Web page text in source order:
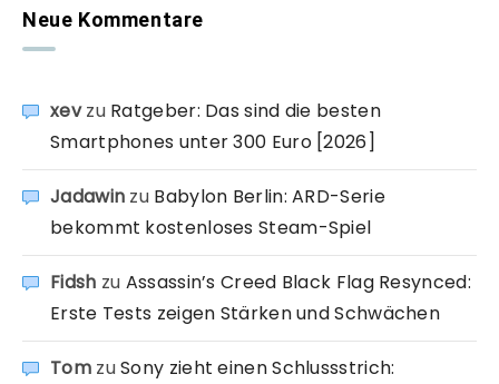
Neue Kommentare
xevzu Ratgeber: Das sind die besten
Smartphones unter 300 Euro [2026]
Jadawin zu Babylon Berlin: ARD-Serie
bekommt kostenloses Steam-Spiel
Fidsh zu Assassin’s Creed Black Flag Resynced:
Erste Tests zeigen Stärken und Schwächen
TomzuSony zieht einen Schlussstrich: